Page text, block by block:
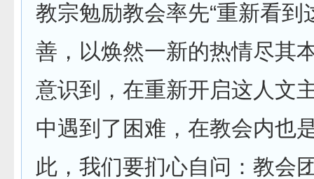
教宗勉励教会率先“重新看到
善，以焕然一新的热情尽其
意识到，在重新开启这人文
中遇到了困难，在教会内也
此，我们要扪心自问：教会